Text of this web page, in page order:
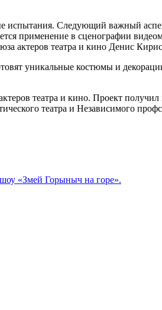
испытания. Следующий важный
применение в сценографии
актеров театра и кино Денис
уникальные костюмы и
театра и кино. Проект
театра и Независимого
«Змей Горыныч на горе».